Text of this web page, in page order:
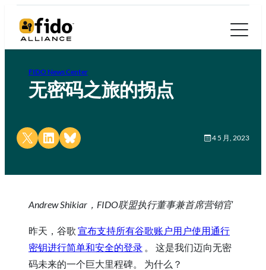
FIDO News Center
无密码之旅的拐点
Share on X Share on LinkedIn
Share on Bluesky 4 5 月, 2023
Andrew Shikiar，FIDO联盟执行董事兼首席营销官
昨天，谷歌 宣布支持所有谷歌账户用户使用通行
密钥进行简单和安全的登录 。 这是我们迈向无密
码未来的一个巨大里程碑。 为什么？